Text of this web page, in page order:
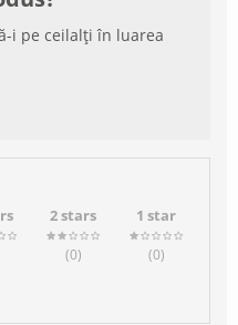
i pe ceilalți în luarea
2 stars
(0)
1 star
(0)